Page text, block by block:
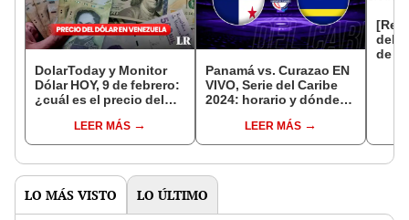
DolarToday y Monitor
Dólar HOY, 9 de febrero:
¿cuál es el precio del
LEER MÁS
Panamá vs. Curazao EN
VIVO, Serie del Caribe
2024: horario y dónde
puestoLEER MÁS
del
de
LO MÁS VISTO LO ÚLTIMO